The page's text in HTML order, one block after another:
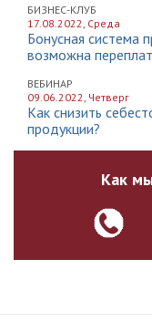
БИЗНЕС-КЛУБ
17.08.2022, Среда
Бонусная система
возможна
ВЕБИНАР
09.06.2022, Четверг
Как снизить
продукции?
Как